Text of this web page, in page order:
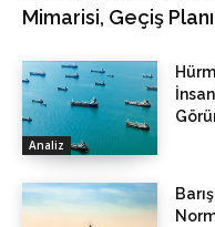
Mimarisi, Geçiş
Analiz